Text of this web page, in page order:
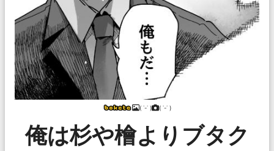
( ˙-˙ ) ( ˙-˙ )
俺は杉や檜よりブタク